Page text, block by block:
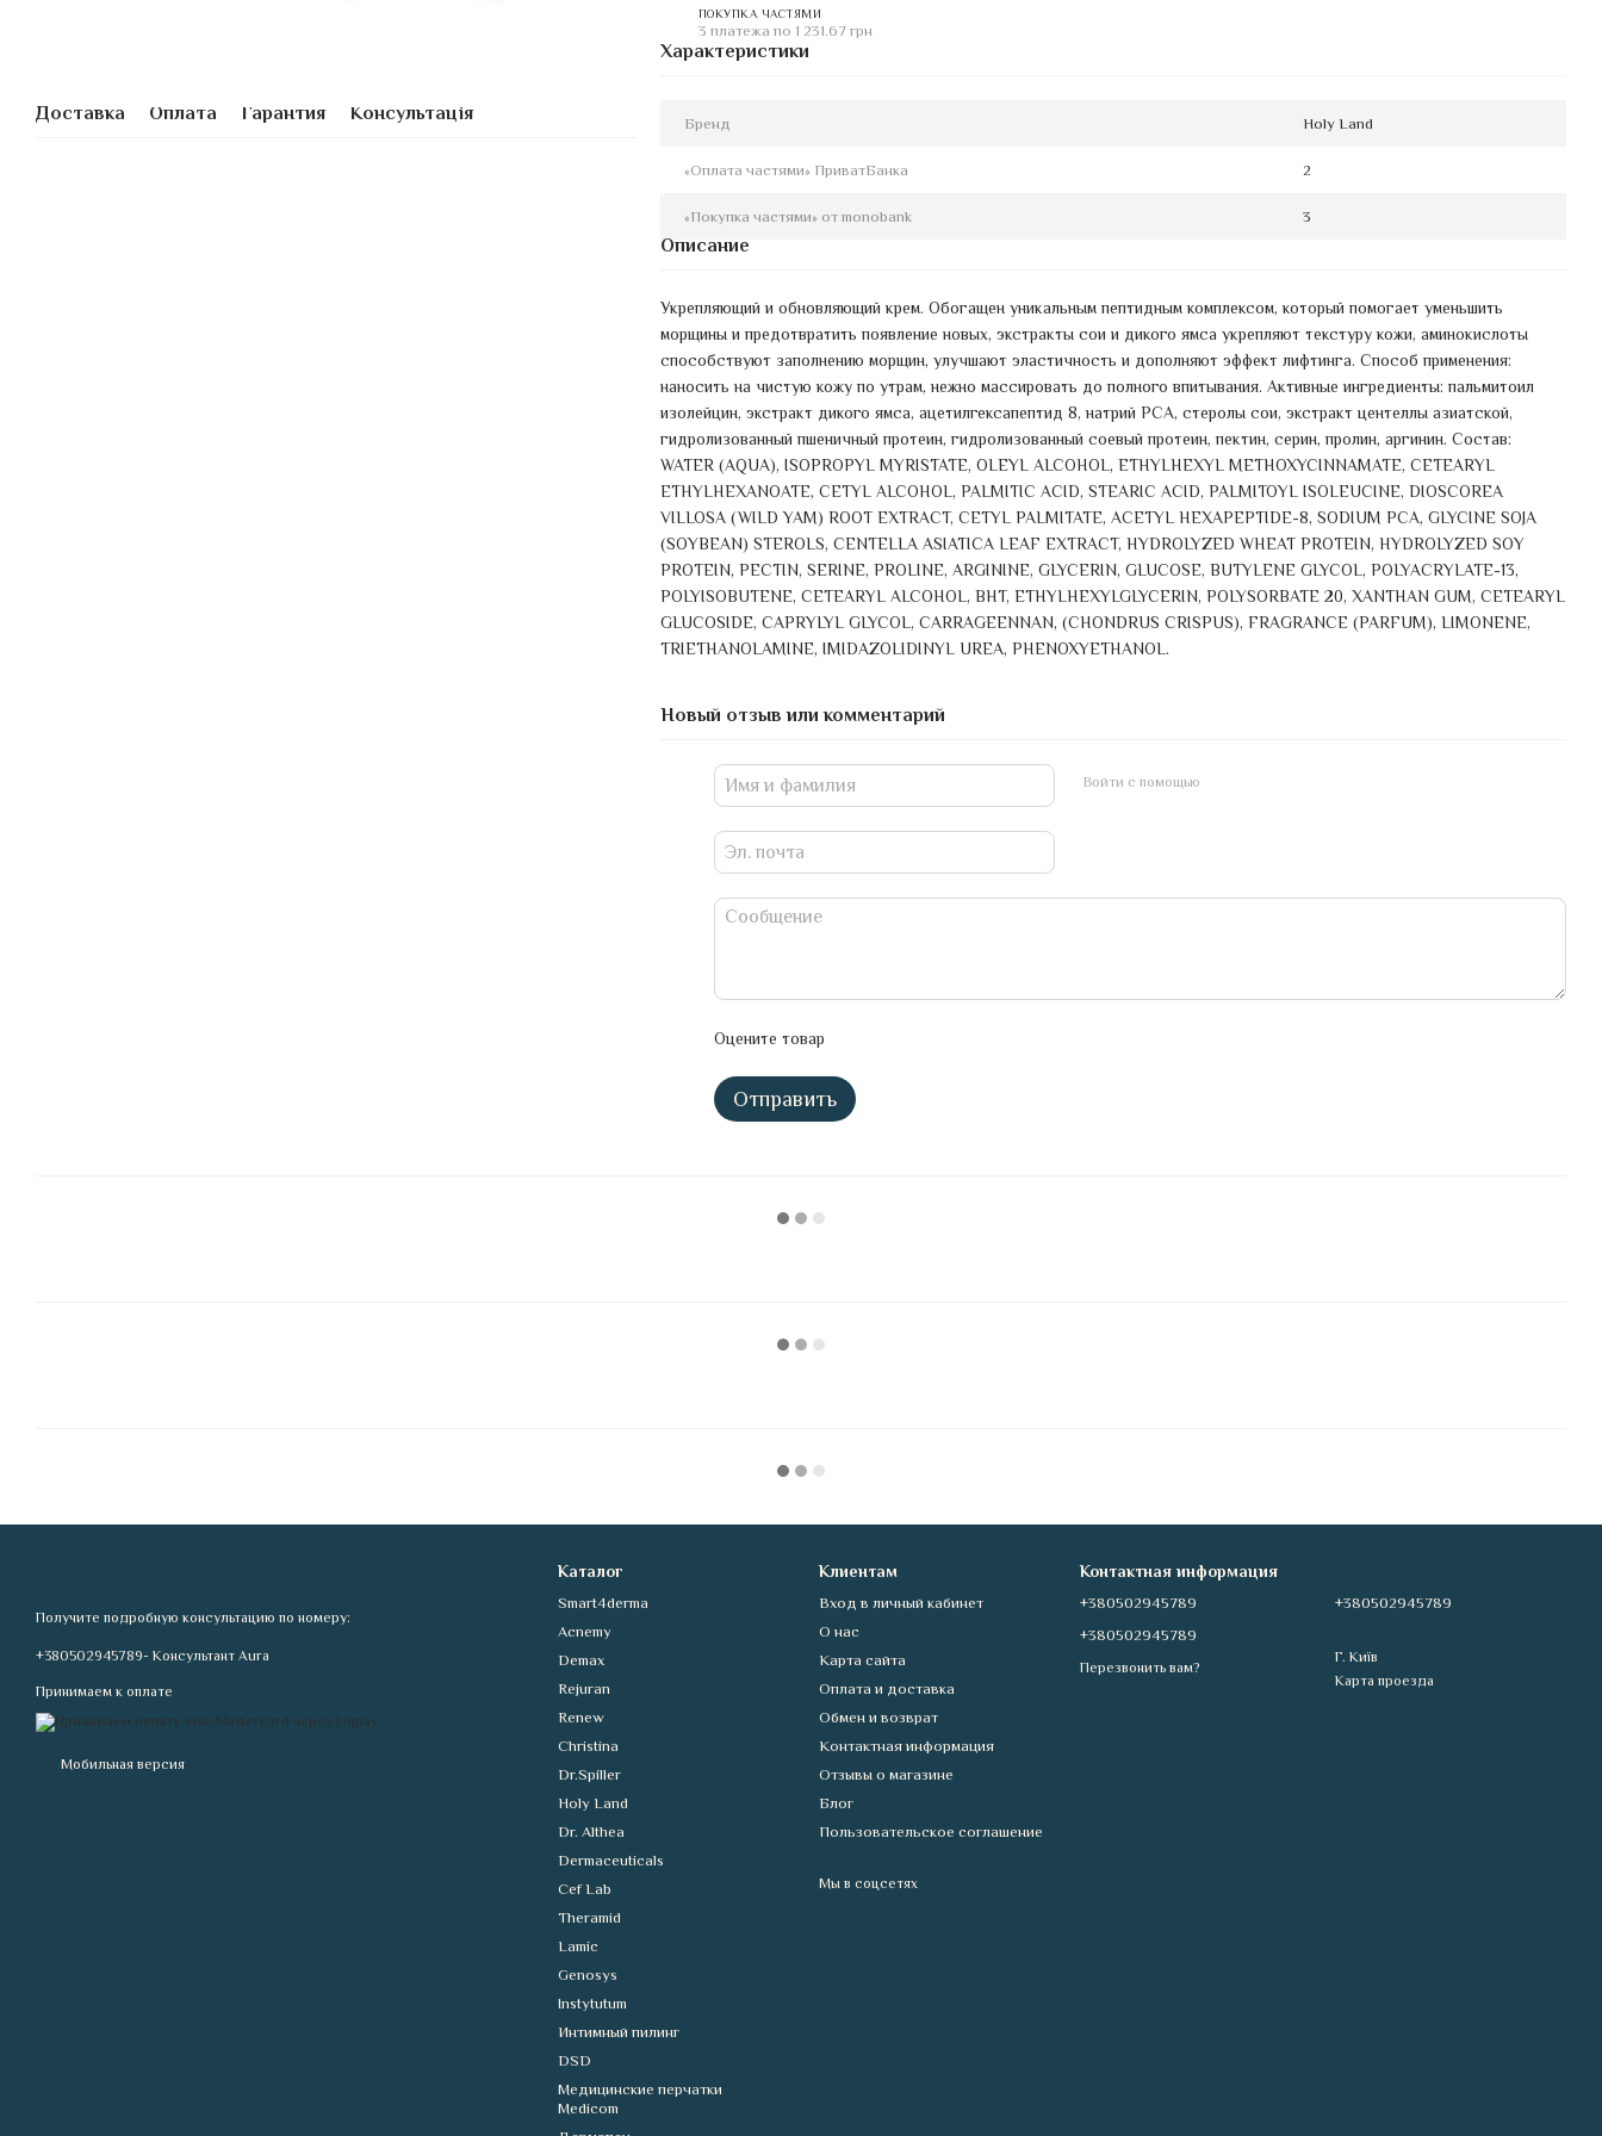
Доставка Оплата Гарантия Консультація
ПОКУПКА ЧАСТЯМИ
3 платежа по 1 231.67 грн
Характеристики
Бренд Holy Land
«Оплата частями» ПриватБанка 2
«Покупка частями» от monobank 3
Описание
Укрепляющий и обновляющий крем. Обогащен уникальным пептидным комплексом, который помогает уменьшить
морщины и предотвратить появление новых, экстракты сои и дикого ямса укрепляют текстуру кожи, аминокислоты
способствуют заполнению морщин, улучшают эластичность и дополняют эффект лифтинга. Способ применения:
наносить на чистую кожу по утрам, нежно массировать до полного впитывания. Активные ингредиенты: пальмитоил
изолейцин, экстракт дикого ямса, ацетилгексапептид 8, натрий PCA, стеролы сои, экстракт центеллы азиатской,
гидролизованный пшеничный протеин, гидролизованный соевый протеин, пектин, серин, пролин, аргинин. Состав:
WATER (AQUA), ISOPROPYL MYRISTATE, OLEYL ALCOHOL, ETHYLHEXYL METHOXYCINNAMATE, CETEARYL
ETHYLHEXANOATE, CETYL ALCOHOL, PALMITIC ACID, STEARIC ACID, PALMITOYL ISOLEUCINE, DIOSCOREA
VILLOSA (WILD YAM) ROOT EXTRACT, CETYL PALMITATE, ACETYL HEXAPEPTIDE-8, SODIUM PCA, GLYCINE SOJA
(SOYBEAN) STEROLS, CENTELLA ASIATICA LEAF EXTRACT, HYDROLYZED WHEAT PROTEIN, HYDROLYZED SOY
PROTEIN, PECTIN, SERINE, PROLINE, ARGININE, GLYCERIN, GLUCOSE, BUTYLENE GLYCOL, POLYACRYLATE-13,
POLYISOBUTENE, CETEARYL ALCOHOL, BHT, ETHYLHEXYLGLYCERIN, POLYSORBATE 20, XANTHAN GUM, CETEARYL
GLUCOSIDE, CAPRYLYL GLYCOL, CARRAGEENNAN, (CHONDRUS CRISPUS), FRAGRANCE (PARFUM), LIMONENE,
TRIETHANOLAMINE, IMIDAZOLIDINYL UREA, PHENOXYETHANOL.
Новый отзыв или комментарий
Войти с помощью
Оцените товар
Отправить
Получите подробную консультацию по номеру:
+380502945789- Консультант Aura
Принимаем к оплате
Мобильная версия
Каталог
Smart4derma
Acnemy
Demax
Rejuran
Renew
Christina
Dr.Spiller
Holy Land
Dr. Althea
Dermaceuticals
Cef Lab
Theramid
Lamic
Genosys
Instytutum
Интимный пилинг
DSD
Медицинские перчатки
Medicom
Клиентам
Вход в личный кабинет
О нас
Карта сайта
Оплата и доставка
Обмен и возврат
Контактная информация
Отзывы о магазине
Блог
Пользовательское соглашение
Мы в соцсетях
Контактная информация
+380502945789
+380502945789
Перезвонить вам?
+380502945789
Г. Київ
Карта проезда